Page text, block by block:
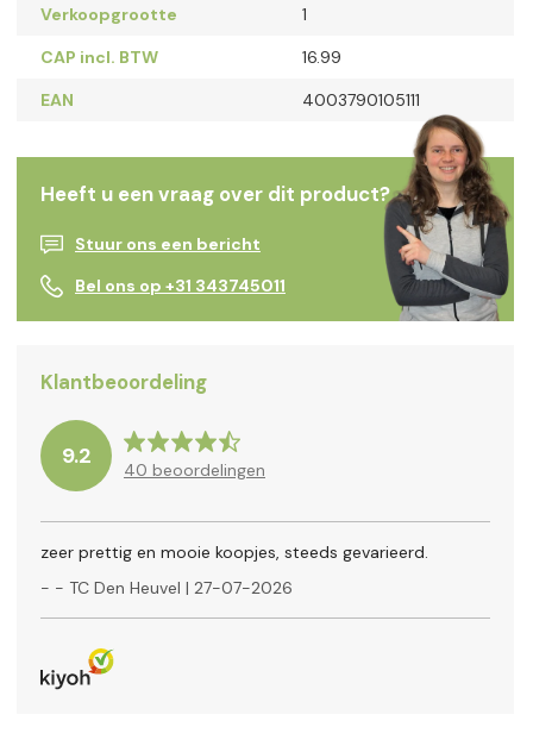
Verkoopgrootte
1
CAP incl. BTW
16.99
EAN
4003790105111
Heeft u een vraag over dit product?
Stuur ons een bericht
Bel ons op +31 343745011
Klantbeoordeling
9.2
40 beoordelingen
zeer prettig en mooie koopjes, steeds gevarieerd.
- - TC Den Heuvel | 27-07-2026